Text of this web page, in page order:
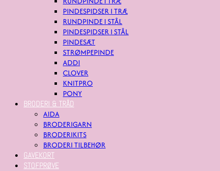
PINDESPIDSER I TRÆ
RUNDPINDE I STÅL
PINDESPIDSER I STÅL
PINDESÆT
STRØMPEPINDE
ADDI
CLOVER
KNITPRO
PONY
BRODERI & TRÅD
AIDA
BRODERIGARN
BRODERIKITS
BRODERI TILBEHØR
GAVEKORT
STOFPRØVE